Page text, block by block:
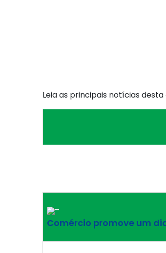
Leia as principais notícias desta
–
Comércio promove um